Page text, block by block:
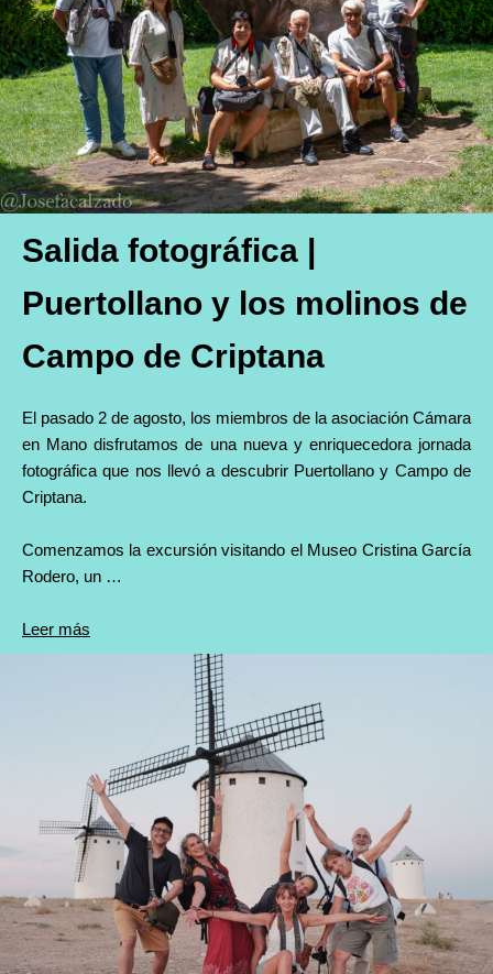
Salida fotográfica |
Puertollano y los molinos de
Campo de Criptana
El pasado 2 de agosto, los miembros de la asociación Cámara
en Mano disfrutamos de una nueva y enriquecedora jornada
fotográfica que nos llevó a descubrir Puertollano y Campo de
Criptana.
Comenzamos la excursión visitando el Museo Cristina García
Rodero, un …
Leer más